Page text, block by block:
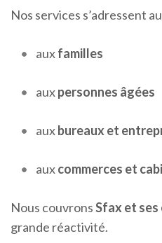
Nos services s’adressent
auxfamilles
auxpersonnes âgées
auxbureaux et
auxcommerces et
Nous couvronsSfax et ses
grande réactivité.